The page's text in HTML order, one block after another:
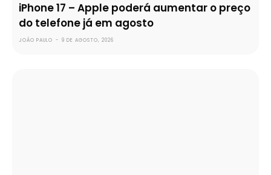
iPhone 17 – Apple poderá aumentar o preço
do telefone já em agosto
JOÃO PAULO - 9 DE AGOSTO, 2026